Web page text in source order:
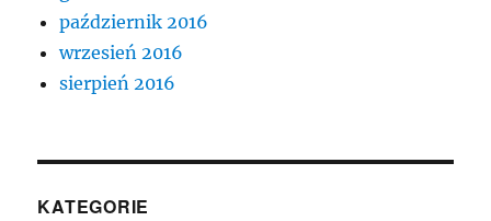
październik 2016
wrzesień 2016
sierpień 2016
KATEGORIE